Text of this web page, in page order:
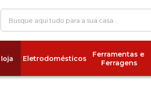
Busque aqui tudo para a sua casa...
Eletrodomésticos
Ferramentas e
Ferragens